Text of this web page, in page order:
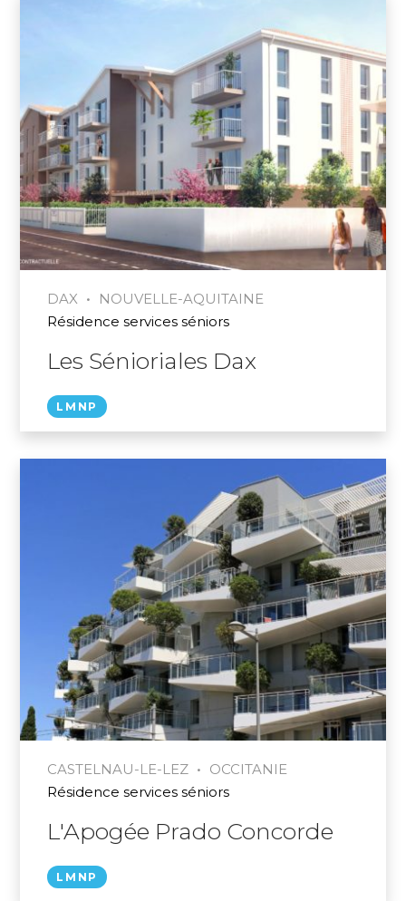
DAX •
NOUVELLE-AQUITAINE
Résidence services séniors
Les Sénioriales Dax
LMNP
CASTELNAU-LE-LEZ • OCCITANIE
Résidence services séniors
L'Apogée Prado Concorde
LMNP